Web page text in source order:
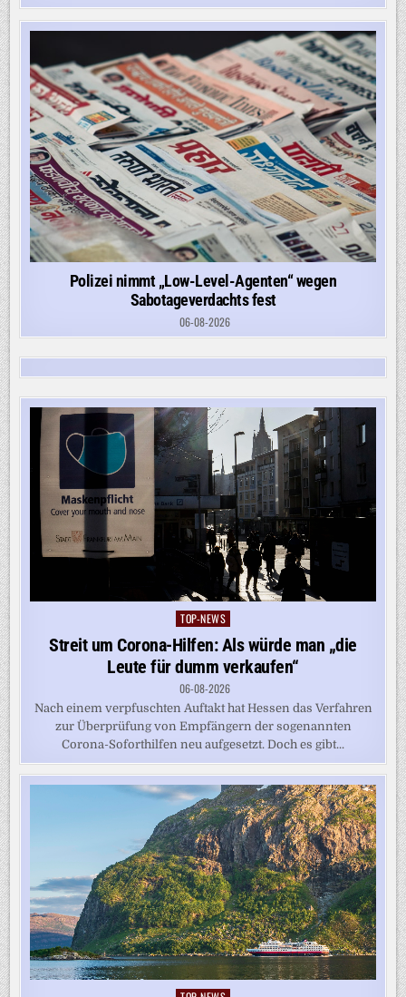
Polizei nimmt „Low-Level-Agenten“ wegen
Sabotageverdachts fest
06-08-2026
Posted
in
TOP-NEWS
Streit um Corona-Hilfen: Als würde man „die
Leute für dumm verkaufen“
06-08-2026
Nach einem verpfuschten Auftakt hat Hessen das Verfahren
zur Überprüfung von Empfängern der sogenannten
Corona-Soforthilfen neu aufgesetzt. Doch es gibt...